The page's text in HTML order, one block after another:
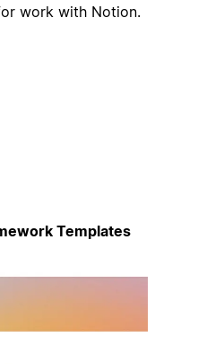
work with Notion.
Templates